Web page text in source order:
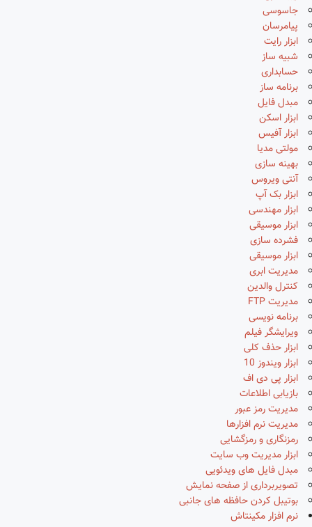
جاسوسی
پیامرسان
ابزار رایت
شبیه ساز
حسابداری
برنامه ساز
مبدل فایل
ابزار اسکن
ابزار آفیس
مولتی مدیا
بهینه سازی
آنتی ویروس
ابزار بک آپ
ابزار مهندسی
ابزار موسیقی
فشرده سازی
ابزار موسیقی
مدیریت ابری
کنترل والدین
مدیریت FTP
برنامه نویسی
ویرایشگر فیلم
ابزار حذف کلی
ابزار ویندوز 10
ابزار پی دی اف
بازیابی اطلاعات
مدیریت رمز عبور
مدیریت نرم افزارها
رمزنگاری و رمزگشایی
ابزار مدیریت وب سایت
مبدل فایل های ویدئویی
تصویربرداری از صفحه نمایش
بوتیبل کردن حافظه های جانبی
نرم افزار مکینتاش